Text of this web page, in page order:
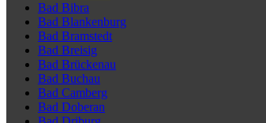
Bad Bibra
Bad Blankenburg
Bad Bramstedt
Bad Breisig
Bad Brückenau
Bad Buchau
Bad Camberg
Bad Doberan